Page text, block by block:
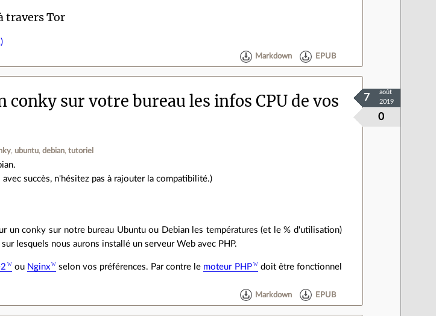
travers Tor
Markdown EPUB
conky sur votre bureau les infos CPU de vos
ubuntu debian tutoriel
0
7
août
2019
succès, n'hésitez pas à rajouter la compatibilité.)
un conky sur notre bureau Ubuntu ou Debian les températures (et le % d'utilisation)
lesquels nous aurons installé un serveur Web avec PHP.
ou Nginx selon vos préférences. Par contre le moteur PHP
doit être fonctionnel
Markdown EPUB